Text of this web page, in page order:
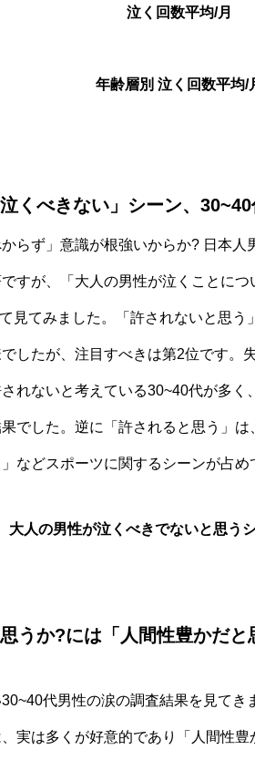
泣く回数平均/月
年齢層別 泣く回数平均/
くべきない」シーン、
らず」意識が根強いからか? 日本
すが、「大人の男性が泣くことに
見てみました。「許されないと思う
したが、注目すべきは第2位です。
れないと考えている30~40代が多く
でした。逆に「許されると思う」
などスポーツに関するシーンが占め
大人の男性が泣くべきでないと思う
うか?には「人間性豊かだ
代男性の涙の調査結果を見てき
実は多くが好意的であり「人間性